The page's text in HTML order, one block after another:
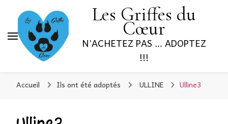
Les Griffes du
Cœur
N'ACHETEZ PAS … ADOPTEZ
!!!
Accueil Ils ont été adoptés ULLINE Ulline3